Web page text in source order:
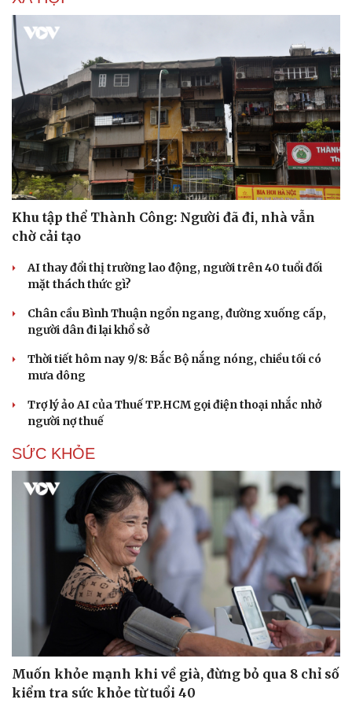
Du lịch
Tư vấn
Săn Tour
check-in
Podcast
Câu chuyện thời sự
Đọc truyện đêm khuya
Cửa sổ tình yêu
Kể chuyện cho bé
Khu tập thể Thành Công: Người đã đi, nhà vẫn
chờ cải tạo
AI thay đổi thị trường lao động, người trên 40 tuổi đối
mặt thách thức gì?
Chân cầu Bình Thuận ngổn ngang, đường xuống cấp,
người dân đi lại khổ sở
Thời tiết hôm nay 9/8: Bắc Bộ nắng nóng, chiều tối có
mưa dông
Trợ lý ảo AI của Thuế TP.HCM gọi điện thoại nhắc nhở
người nợ thuế
SỨC KHỎE
Muốn khỏe mạnh khi về già, đừng bỏ qua 8 chỉ số
kiểm tra sức khỏe từ tuổi 40